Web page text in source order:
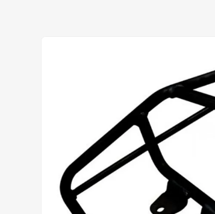
AIROH
CALÇA
10º BOTAS